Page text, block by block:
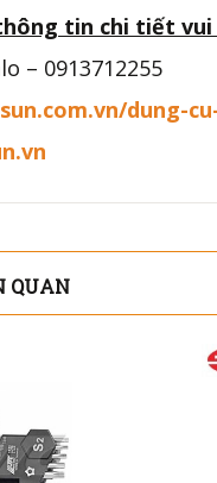
tin chi tiết vui
– 0913712255
dung-
QUAN